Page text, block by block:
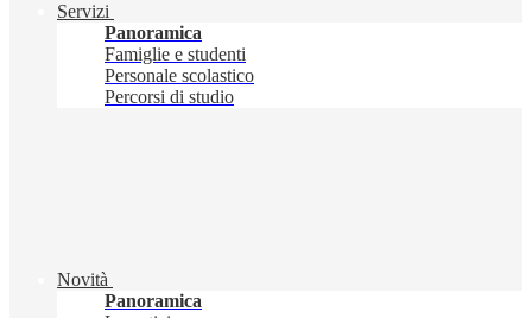
Servizi
Panoramica
Famiglie e studenti
Personale scolastico
Percorsi di studio
Novità
Panoramica